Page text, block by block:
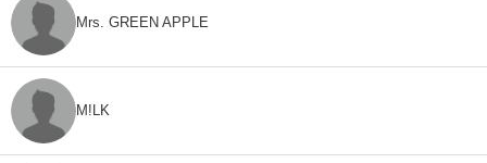
Mrs. GREEN APPLE
M!LK